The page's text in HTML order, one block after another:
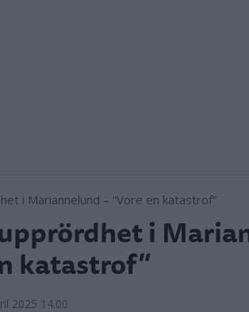
i
katastrof”
2025 14.00